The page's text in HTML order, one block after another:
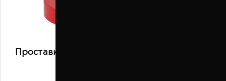
Проставки задних пружин 20 мм Fiat Punto